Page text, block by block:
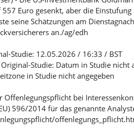
Euro gesenkt, aber die
seine Schätzungen am
an./ag/edh
Studie: 12.05.2026 / 16:33 / BST
Studie: Datum in Studie nicht
in Studie nicht angegeben
bei
596/2014 für das genannte